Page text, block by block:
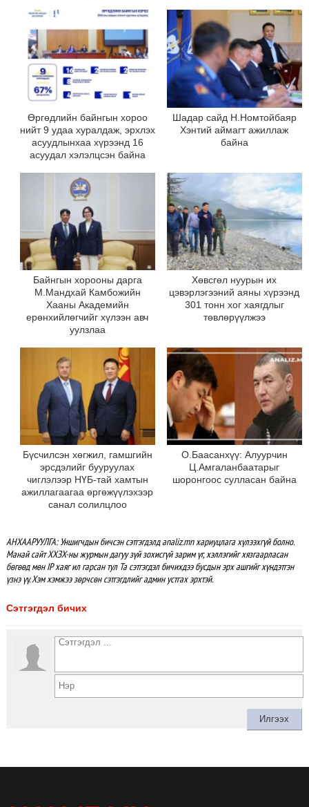
Өргөдлийн байнгын хороо
нийт 9 удаа хуралдаж, эрхлэх
асуудлынхаа хүрээнд 16
асуудал хэлэлцсэн байна
Шадар сайд Н.Номтойбаяр
Хэнтий аймагт ажиллаж
байна
Байнгын хорооны дарга
М.Мандхай Камбожийн
Хааны Академийн
ерөнхийлөгчийг хүлээн авч
уулзлаа
Хөвсгөл нуурын их
цэвэрлэгээний аяны хүрээнд
301 тонн хог хаягдлыг
төвлөрүүлжээ
Бүсчилсэн хөгжил, гамшгийн
эрсдэлийг бууруулах
чиглэлээр НҮБ-тай хамтын
ажиллагаагаа өргөжүүлэхээр
санал солилцлоо
О.Баасанхүү: Алуурчин
Ц.Амгаланбаатарыг
шоронгоос сулласан байна
АНХААРУУЛГА: Уншигчдын бичсэн сэтгэгдэлд analiz.mn хариуцлага хүлээхгүй болно.
Манай сайт ХХЗХ-ны журмын дагуу зүй зохисгүй зарим үг, хэллэгийг хязгаарласан
бөгөөд мөн IP хаяг ил гарсан тул Та сэтгэгдэл бичихдээ бусдын эрх ашгийг хүндэтгэн
үзнэ үү. Хэм хэмжээ зөрчсөн сэтгэгдлийг админ устгах эрхтэй.
Сэтгэгдэл бичих